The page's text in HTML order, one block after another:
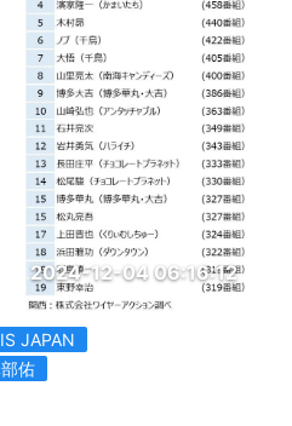
2024-12-04 06:16:12
JAPAN
佑